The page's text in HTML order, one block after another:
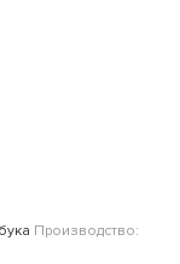
Производство: